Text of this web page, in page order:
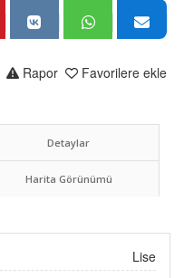
Favorilere ekle
Rapor
Detaylar
Harita Görünümü
Lise